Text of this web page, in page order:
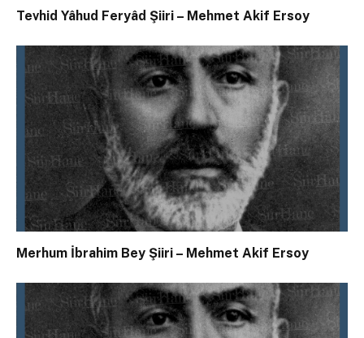
Tevhid Yâhud Feryâd Şiiri – Mehmet Akif Ersoy
Merhum İbrahim Bey Şiiri – Mehmet Akif Ersoy